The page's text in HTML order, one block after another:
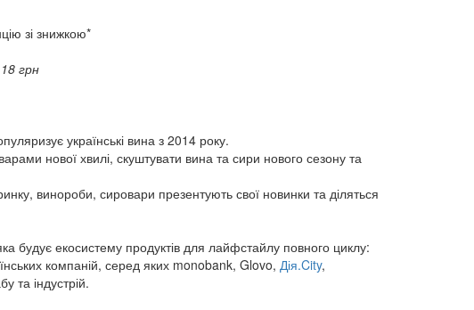
зі знижкою*
грн
українські вина з 2014 року.
нової хвилі, скуштувати вина та сири нового сезону та
винороби, сировари презентують свої новинки та діляться
будує екосистему продуктів для лайфстайлу повного циклу:
компаній, серед яких monobank, Glovo, Дія.City,
та індустрій.